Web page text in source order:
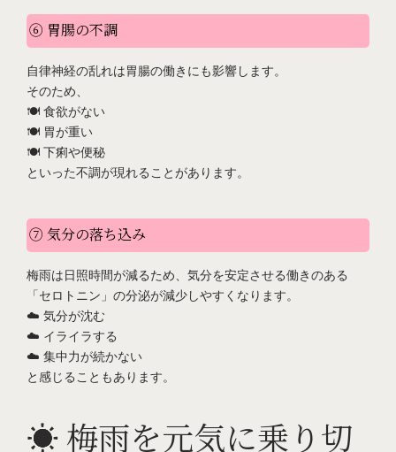
⑥ 胃腸の不調
自律神経の乱れは胃腸の働きにも影響します。
そのため、
🍽️ 食欲がない
🍽️ 胃が重い
🍽️ 下痢や便秘
といった不調が現れることがあります。
⑦ 気分の落ち込み
梅雨は日照時間が減るため、気分を安定させる働きのある
「セロトニン」の分泌が減少しやすくなります。
☁️ 気分が沈む
☁️ イライラする
☁️ 集中力が続かない
と感じることもあります。
☀️ 梅雨を元気に乗り切